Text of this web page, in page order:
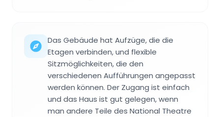
Das Gebäude hat Aufzüge, die die
Etagen verbinden, und flexible
Sitzmöglichkeiten, die den
verschiedenen Aufführungen angepasst
werden können. Der Zugang ist einfach
und das Haus ist gut gelegen, wenn
man andere Teile des National Theatre